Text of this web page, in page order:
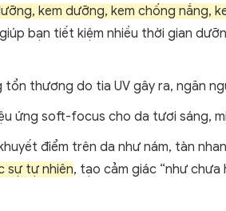
kem dưỡng, kem chống nắng,
bạn tiết kiệm nhiều thời gian
tổn thương do tia UV gây ra, ngăn
ứng soft-focus cho da tươi sáng,
điểm trên da như nám, tàn
sự tự nhiên, tạo cảm giác “như chưa